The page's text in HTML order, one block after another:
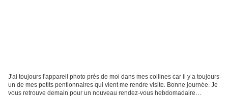
J'ai toujours l'appareil photo près de moi dans mes collines car il y a toujours
un de mes petits pentionnaires qui vient me rendre visite. Bonne journée. Je
vous retrouve demain pour un nouveau rendez-vous hebdomadaire